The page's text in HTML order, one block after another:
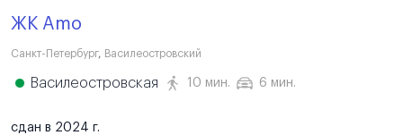
ЖК Amo
Санкт-Петербург, Василеостровский
Василеостровская 10 мин. 6 мин.
сдан в 2024 г.